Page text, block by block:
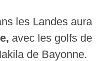
les Landes aura
avec les golfs de
de Bayonne.